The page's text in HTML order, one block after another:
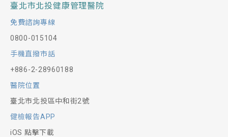
臺北市北投健康管理醫院
免費諮詢專線
0800-015104
手機直撥市話
+886-2-28960188
醫院位置
臺北市北投區中和街2號
健檢報告APP
iOS 點擊下載